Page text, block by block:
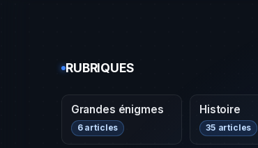
RUBRIQUES
Grandes énigmes
6 articles
Histoire
35 articles